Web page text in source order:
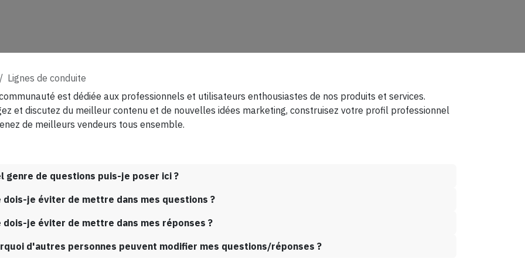
Lignes de conduite
est dédiée aux professionnels et utilisateurs enthousiastes de nos produits et services.
et discutez du meilleur contenu et de nouvelles idées marketing, construisez votre profil professionnel
de meilleurs vendeurs tous ensemble.
genre de questions puis-je poser ici ?
dois-je éviter de mettre dans mes questions ?
dois-je éviter de mettre dans mes réponses ?
d'autres personnes peuvent modifier mes questions/réponses ?